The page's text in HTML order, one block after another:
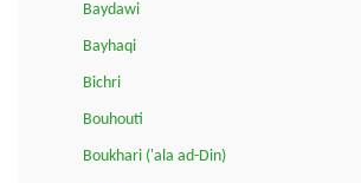
Baydawi
Bayhaqi
Bichri
Bouhouti
Boukhari ('ala ad-Din)